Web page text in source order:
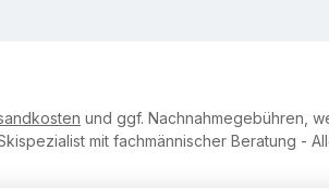
und ggf. Nachnahmegebühren,
mit fachmännischer Beratung -